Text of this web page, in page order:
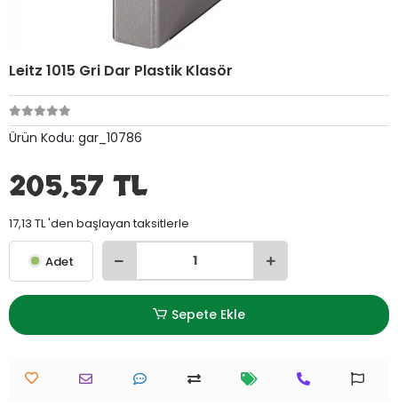
Leitz 1015 Gri Dar Plastik Klasör
Ürün Kodu: gar_10786
205,57 TL
17,13 TL 'den başlayan taksitlerle
Adet
Sepete Ekle